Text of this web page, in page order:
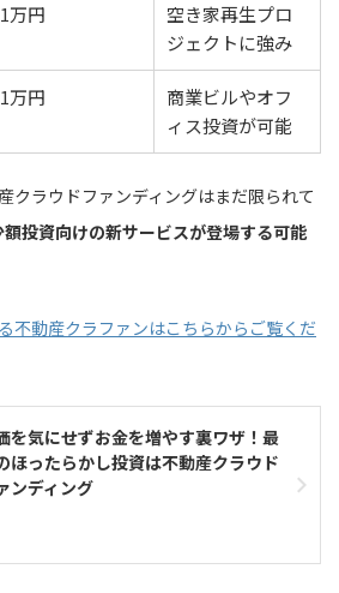
1万円
空き家再生プロ
ジェクトに強み
1万円
商業ビルやオフ
ィス投資が可能
クラウドファンディングはまだ限られて
額投資向けの新サービスが登場する可能
不動産クラファンはこちらからご覧くだ
を気にせずお金を増やす裏ワザ！最
ほったらかし投資は不動産クラウド
ンディング